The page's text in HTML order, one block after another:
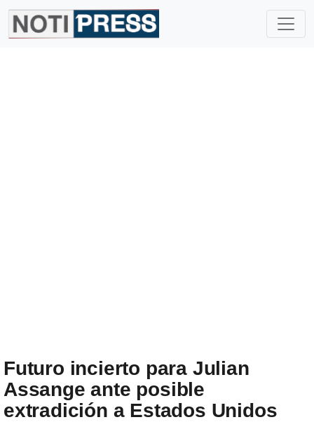
Futuro incierto para Julian
Assange ante posible
extradición a Estados Unidos